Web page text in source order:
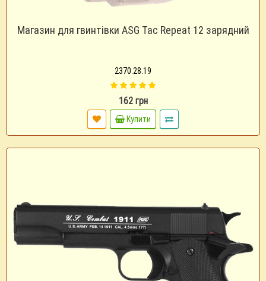
Магазин для гвинтівки ASG Tac Repeat 12 зарядний
2370.28.19
162 грн
Купити